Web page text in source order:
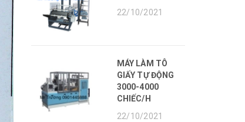
22/10/2021
MÁY LÀM TÔ
GIẤY TỰ ĐỘNG
3000-4000
CHIẾC/H
22/10/2021